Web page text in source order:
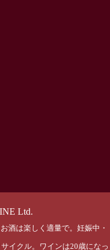
Ltd.
酒は楽しく適量で。妊娠中・
イクル。ワインは20歳になっ